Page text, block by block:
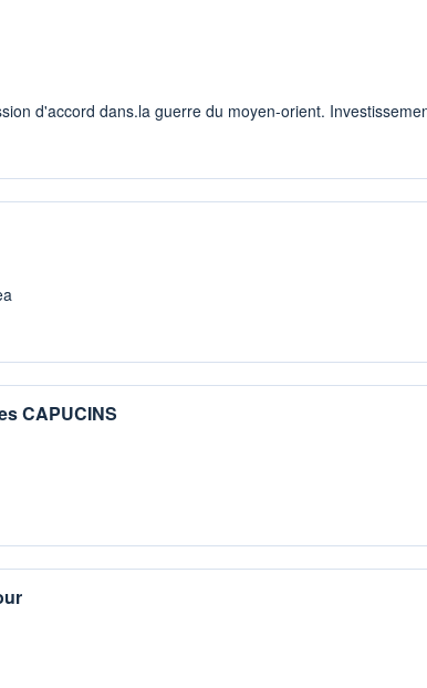
d'accord dans.la guerre du moyen-orient.
CAPUCINS